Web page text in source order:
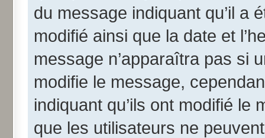
du message indiquant qu’il a
modifié ainsi que la date et
message n’apparaîtra pas si
modifie le message,
indiquant qu’ils ont modifié le
que les utilisateurs ne